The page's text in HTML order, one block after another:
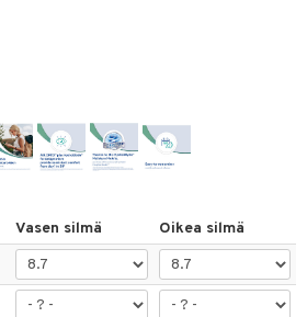
Vasen silmä
Oikea silmä